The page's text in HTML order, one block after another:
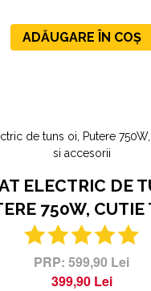
CU
CADOU!
livrare cu
ADĂUGARE ÎN COȘ
ELECTRIC DE
750W, CUTIE
599,90 Lei
399,90 Lei